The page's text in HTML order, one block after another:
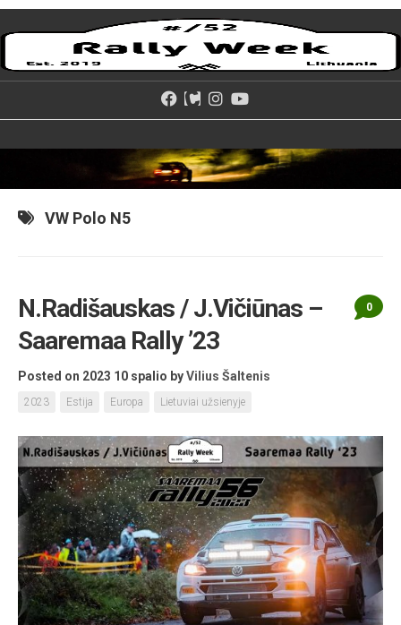
Skip
to
VW Polo N5
N.Radišauskas / J.Vičiūnas –
Saaremaa Rally ’23
Posted on 2023 10 spalio byVilius Šaltenis
2023 Estija Europa Lietuviai užsienyje
0